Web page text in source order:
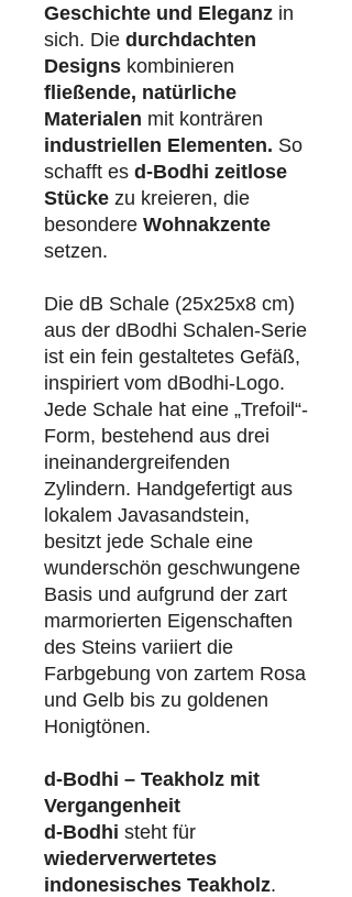
Geschichte und Eleganz in
sich. Die durchdachten
Designs kombinieren
fließende, natürliche
Materialen mit konträren
industriellen Elementen. So
schafft es d-Bodhi zeitlose
Stücke zu kreieren, die
besondere Wohnakzente
setzen.
Die dB Schale (25x25x8 cm)
aus der dBodhi Schalen-Serie
ist ein fein gestaltetes Gefäß,
inspiriert vom dBodhi-Logo.
Jede Schale hat eine „Trefoil“-
Form, bestehend aus drei
ineinandergreifenden
Zylindern. Handgefertigt aus
lokalem Javasandstein,
besitzt jede Schale eine
wunderschön geschwungene
Basis und aufgrund der zart
marmorierten Eigenschaften
des Steins variiert die
Farbgebung von zartem Rosa
und Gelb bis zu goldenen
Honigtönen.
d-Bodhi – Teakholz mit
Vergangenheit
d-Bodhi steht für
wiederverwertetes
indonesisches Teakholz.